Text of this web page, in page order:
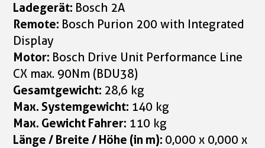
Ladegerät: Bosch 2A
Remote: Bosch Purion 200 with Integrated
Display
Motor: Bosch Drive Unit Performance Line
CX max. 90Nm (BDU38)
Gesamtgewicht: 28,6 kg
Max. Systemgewicht: 140 kg
Max. Gewicht Fahrer: 110 kg
Länge / Breite / Höhe (in m): 0,000 x 0,000 x